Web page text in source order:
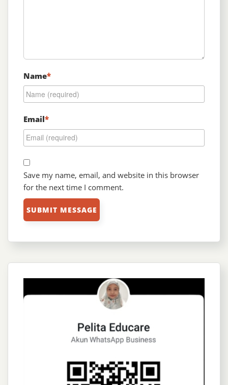
Name*
Email*
Save my name, email, and website in this browser
for the next time I comment.